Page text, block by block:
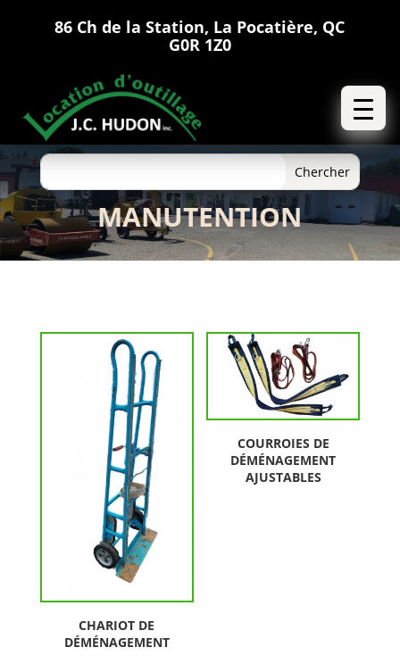
86 Ch de la Station, La Pocatière, QC
G0R 1Z0
MANUTENTION
CHARIOT DE
DÉMÉNAGEMENT
COURROIES DE
DÉMÉNAGEMENT
AJUSTABLES